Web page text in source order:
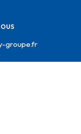
groupe.fr